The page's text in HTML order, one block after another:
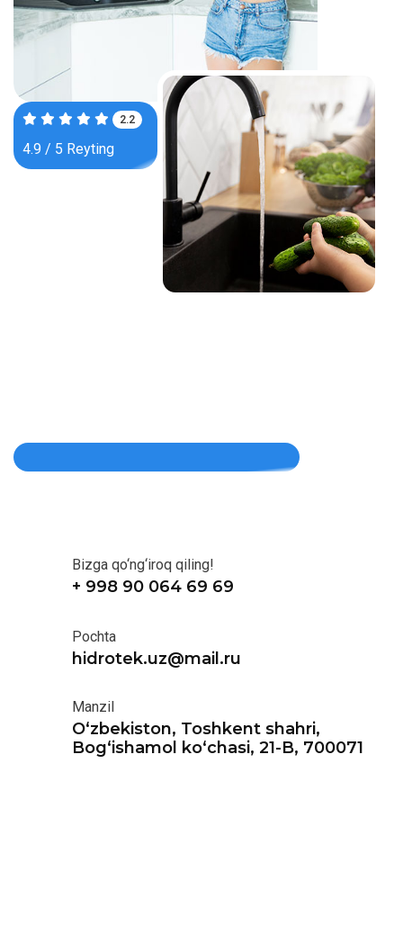
3.6
4.9 / 5 Reyting
Bizga qo‘ng‘iroq qiling!
+ 998 90 064 69 69
Pochta
hidrotek.uz@mail.ru
Manzil
O‘zbekiston, Toshkent shahri,
Bog‘ishamol ko‘chasi, 21-B, 700071